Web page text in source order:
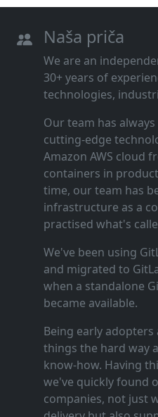
Naša priča
We are an
30+ years of
technologies,
Our team has
cutting‑edge
Amazon AWS cloud
containers in
time, our team has
infrastructure as a
practised what's
We've been using
and migrated to
when a standalone
became available.
Being early
things the hard way
know‑how. Having
we've quickly found
companies, not just